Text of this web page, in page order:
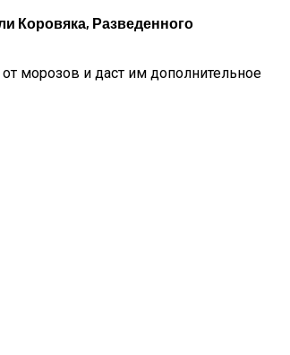
Коровяка, Разведенного
морозов и даст им дополнительное